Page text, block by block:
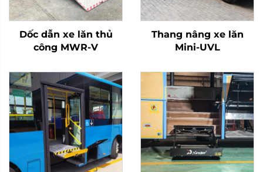
Dốc dẫn xe lăn thủ
công MWR-V
Thang nâng xe lăn
Mini-UVL